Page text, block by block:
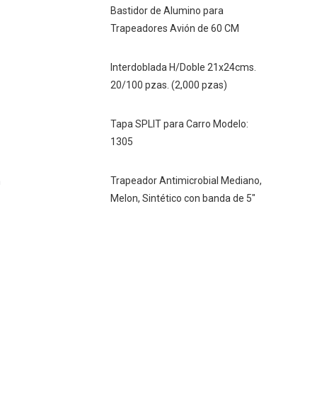
Bastidor de Alumino para
Trapeadores Avión de 60 CM
Interdoblada H/Doble 21x24cms.
20/100 pzas. (2,000 pzas)
Tapa SPLIT para Carro Modelo:
1305
Trapeador Antimicrobial Mediano,
Melon, Sintético con banda de 5"